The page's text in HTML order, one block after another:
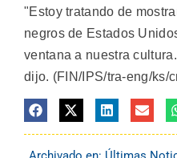
"Estoy tratando de
negros de Estados
ventana a nuestra
dijo. (FIN/IPS/tra-eng/ks/